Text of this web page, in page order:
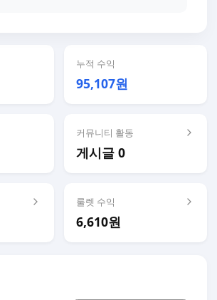
누적 수익
95,107원
커뮤니티 활동
게시글 0
룰렛 수익
6,610원